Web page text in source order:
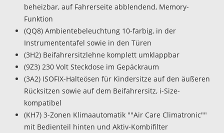
beheizbar, auf Fahrerseite abblendend, Memory-
Funktion
(QQ8) Ambientebeleuchtung 10-farbig, in der
Instrumententafel sowie in den Türen
(3H2) Beifahrersitzlehne komplett umklappbar
(9Z3) 230 Volt Steckdose im Gepäckraum
(3A2) ISOFIX-Halteösen für Kindersitze auf den äußeren
Rücksitzen sowie auf dem Beifahrersitz, i-Size-
kompatibel
(KH7) 3-Zonen Klimaautomatik ""Air Care Climatronic""
mit Bedienteil hinten und Aktiv-Kombifilter